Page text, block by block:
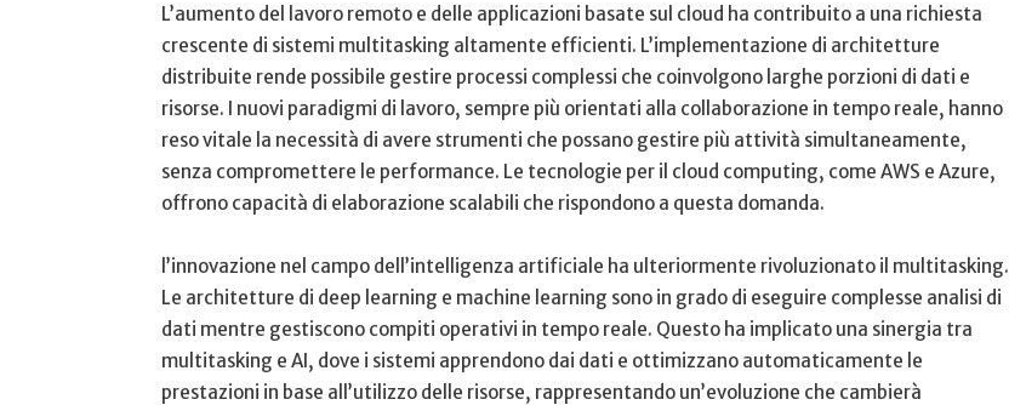
L’aumento ⁢del lavoro remoto ‍e‍ delle applicazioni basate sul cloud ha contribuito a una richiesta
crescente di sistemi multitasking altamente efficienti. L’implementazione di ⁤architetture
distribuite rende possibile⁢ gestire processi complessi che ⁤coinvolgono larghe ‍porzioni di ​dati e
risorse. I nuovi paradigmi di ‌lavoro, sempre più orientati alla collaborazione in tempo reale, hanno
⁤reso vitale la ⁢necessità ⁣di avere strumenti che possano gestire​ più attività simultaneamente,
senza compromettere ⁢le performance. Le tecnologie per il⁢ cloud ​computing,⁢ come AWS e‍ Azure,
offrono ⁤capacità di elaborazione scalabili che rispondono a questa domanda.
l’innovazione⁢ nel campo dell’intelligenza artificiale ha ulteriormente​ rivoluzionato il multitasking.
Le architetture di‌ deep learning e machine learning sono in grado​ di eseguire complesse analisi di
dati ⁣mentre gestiscono compiti operativi in tempo⁤ reale. Questo ha implicato una sinergia tra⁣
multitasking e⁣ AI, dove i‌ sistemi apprendono dai dati e ottimizzano automaticamente le
prestazioni in base all’utilizzo‍ delle risorse, rappresentando un’evoluzione che cambierà